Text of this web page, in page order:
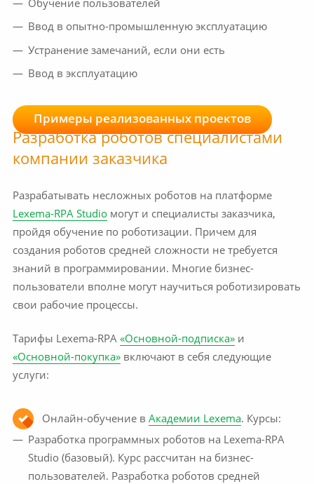
Обучение пользователей
Ввод в опытно-промышленную эксплуатацию
Устранение замечаний, если они есть
Ввод в эксплуатацию
Примеры реализованных проектов
Разработка роботов специалистами
компании заказчика
Разрабатывать несложных роботов на платформе
Lexema-RPA Studioмогут и специалисты заказчика,
пройдя обучение по роботизации. Причем для
создания роботов средней сложности не требуется
знаний в программировании. Многие бизнес-
пользователи вполне могут научиться роботизировать
свои рабочие процессы.
Тарифы Lexema-RPA «Основной-подписка»и
«Основной-покупка»включают в себя следующие
услуги:
Онлайн-обучение в Академии Lexema. Курсы:
Разработка программных роботов на Lexema-RPA
Studio (базовый). Курс рассчитан на бизнес-
пользователей. Разработка роботов средней